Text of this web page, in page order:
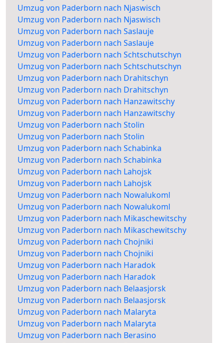
Umzug von Paderborn nach Njaswisch
Umzug von Paderborn nach Njaswisch
Umzug von Paderborn nach Saslauje
Umzug von Paderborn nach Saslauje
Umzug von Paderborn nach Schtschutschyn
Umzug von Paderborn nach Schtschutschyn
Umzug von Paderborn nach Drahitschyn
Umzug von Paderborn nach Drahitschyn
Umzug von Paderborn nach Hanzawitschy
Umzug von Paderborn nach Hanzawitschy
Umzug von Paderborn nach Stolin
Umzug von Paderborn nach Stolin
Umzug von Paderborn nach Schabinka
Umzug von Paderborn nach Schabinka
Umzug von Paderborn nach Lahojsk
Umzug von Paderborn nach Lahojsk
Umzug von Paderborn nach Nowalukoml
Umzug von Paderborn nach Nowalukoml
Umzug von Paderborn nach Mikaschewitschy
Umzug von Paderborn nach Mikaschewitschy
Umzug von Paderborn nach Chojniki
Umzug von Paderborn nach Chojniki
Umzug von Paderborn nach Haradok
Umzug von Paderborn nach Haradok
Umzug von Paderborn nach Belaasjorsk
Umzug von Paderborn nach Belaasjorsk
Umzug von Paderborn nach Malaryta
Umzug von Paderborn nach Malaryta
Umzug von Paderborn nach Berasino